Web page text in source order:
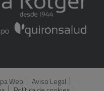
Web
Aviso Legal